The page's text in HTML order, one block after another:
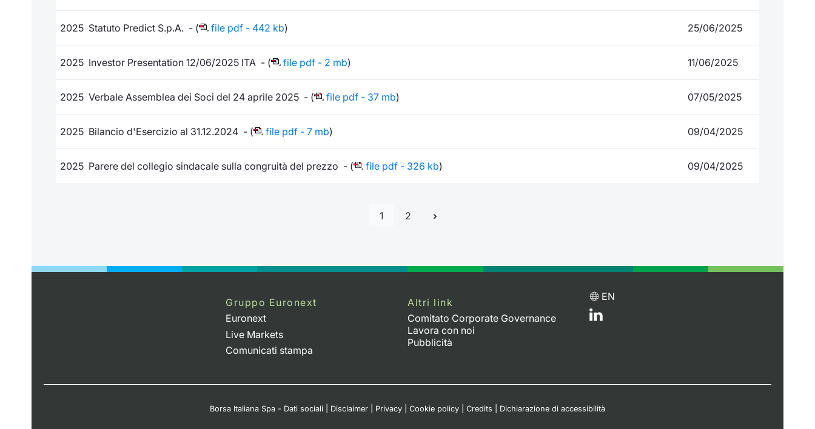
2025 Statuto Predict S.p.A. - ( file pdf - 442 kb) 25/06/2025
2025 Investor Presentation 12/06/2025 ITA - ( file pdf - 2 mb) 11/06/2025
2025 Verbale Assemblea dei Soci del 24 aprile 2025 - ( file pdf - 37 mb) 07/05/2025
2025 Bilancio d'Esercizio al 31.12.2024 - ( file pdf - 7 mb) 09/04/2025
2025 Parere del collegio sindacale sulla congruità del prezzo - ( file pdf - 326 kb) 09/04/2025
1 2
Gruppo Euronext
Euronext
Live Markets
Comunicati stampa
Altri link
Comitato Corporate Governance
Lavora con noi
Pubblicità
EN
Borsa Italiana Spa - Dati sociali Disclaimer Privacy Cookie policy Credits Dichiarazione di accessibilità